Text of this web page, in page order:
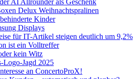
Delux Weihnachtspralinen
Kinder
Displays
für IT-Artikel steigen deutlich um 9,2%
ist ein Volltreffer
kein Witz
Logo-Jagd 2025
an ConcertoProX!